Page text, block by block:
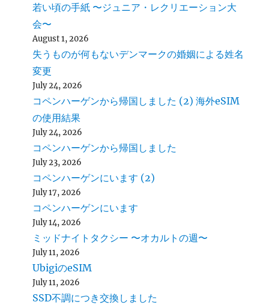
若い頃の手紙 〜ジュニア・レクリエーション大
会〜
August 1, 2026
失うものが何もないデンマークの婚姻による姓名
変更
July 24, 2026
コペンハーゲンから帰国しました (2) 海外eSIM
の使用結果
July 24, 2026
コペンハーゲンから帰国しました
July 23, 2026
コペンハーゲンにいます (2)
July 17, 2026
コペンハーゲンにいます
July 14, 2026
ミッドナイトタクシー 〜オカルトの週〜
July 11, 2026
UbigiのeSIM
July 11, 2026
SSD不調につき交換しました